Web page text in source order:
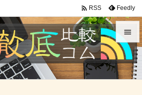


メニュ

 RSS Feedly